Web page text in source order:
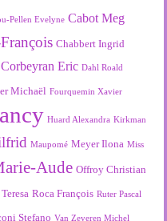
Pellen Evelyne Cabot Meg
Chabbert Ingrid
Corbeyran Eric Dahl Roald
Michaël Fourquemin Xavier
Huard Alexandra Kirkman
Maupomé Meyer Ilona Miss
Aude Offroy Christian
Roca François Ruter Pascal
Stefano Van Zeveren Michel